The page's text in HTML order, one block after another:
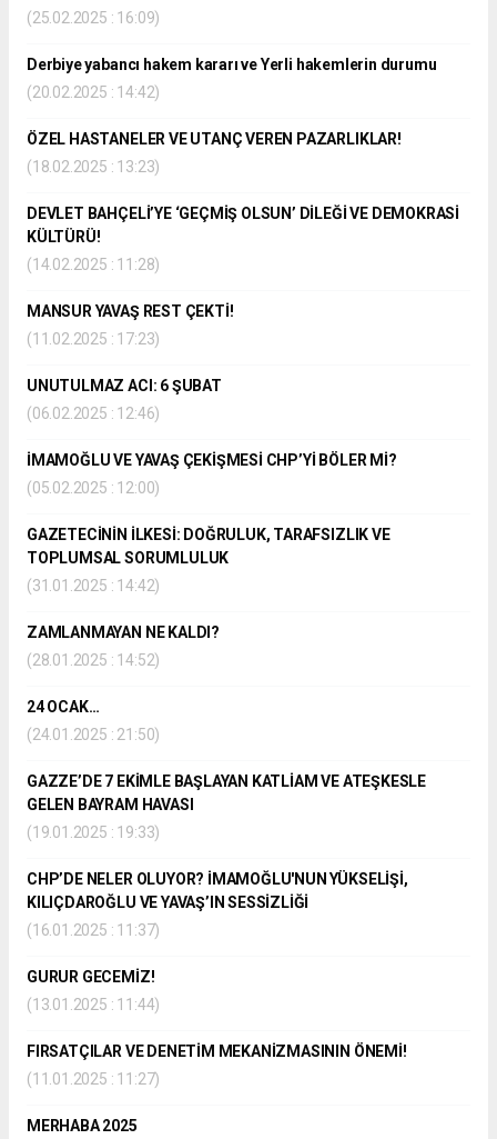
(25.02.2025 : 16:09)
Derbiye yabancı hakem kararı ve Yerli hakemlerin durumu
(20.02.2025 : 14:42)
ÖZEL HASTANELER VE UTANÇ VEREN PAZARLIKLAR!
(18.02.2025 : 13:23)
DEVLET BAHÇELİ’YE ‘GEÇMİŞ OLSUN’ DİLEĞİ VE DEMOKRASİ
KÜLTÜRÜ!
(14.02.2025 : 11:28)
MANSUR YAVAŞ REST ÇEKTİ!
(11.02.2025 : 17:23)
UNUTULMAZ ACI: 6 ŞUBAT
(06.02.2025 : 12:46)
İMAMOĞLU VE YAVAŞ ÇEKİŞMESİ CHP’Yİ BÖLER Mİ?
(05.02.2025 : 12:00)
GAZETECİNİN İLKESİ: DOĞRULUK, TARAFSIZLIK VE
TOPLUMSAL SORUMLULUK
(31.01.2025 : 14:42)
ZAMLANMAYAN NE KALDI?
(28.01.2025 : 14:52)
24 OCAK…
(24.01.2025 : 21:50)
GAZZE’DE 7 EKİMLE BAŞLAYAN KATLİAM VE ATEŞKESLE
GELEN BAYRAM HAVASI
(19.01.2025 : 19:33)
CHP’DE NELER OLUYOR? İMAMOĞLU'NUN YÜKSELİŞİ,
KILIÇDAROĞLU VE YAVAŞ’IN SESSİZLİĞİ
(16.01.2025 : 11:37)
GURUR GECEMİZ!
(13.01.2025 : 11:44)
FIRSATÇILAR VE DENETİM MEKANİZMASININ ÖNEMİ!
(11.01.2025 : 11:27)
MERHABA 2025